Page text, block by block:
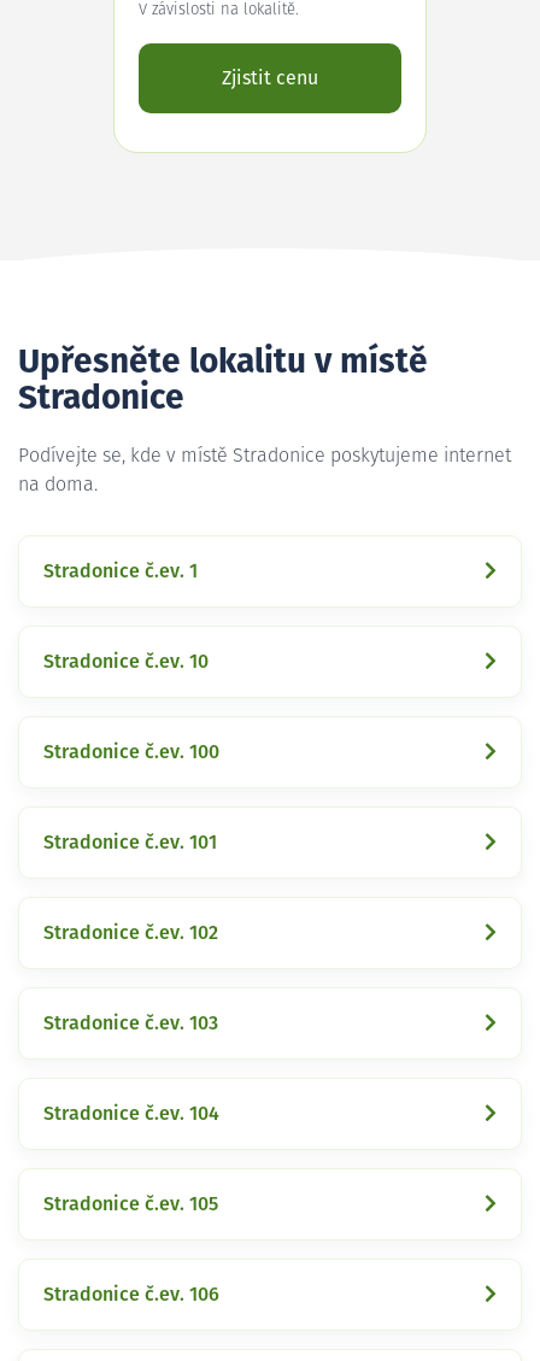
V závislosti na lokalitě.
Zjistit cenu
Upřesněte lokalitu v místě
Stradonice
Podívejte se, kde v místě Stradonice poskytujeme internet
na doma.
Stradonice č.ev. 1
Stradonice č.ev. 10
Stradonice č.ev. 100
Stradonice č.ev. 101
Stradonice č.ev. 102
Stradonice č.ev. 103
Stradonice č.ev. 104
Stradonice č.ev. 105
Stradonice č.ev. 106